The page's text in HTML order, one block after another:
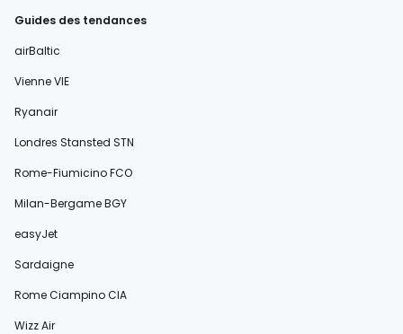
Guides des tendances
airBaltic
Vienne VIE
Ryanair
Londres Stansted STN
Rome-Fiumicino FCO
Milan-Bergame BGY
easyJet
Sardaigne
Rome Ciampino CIA
Wizz Air